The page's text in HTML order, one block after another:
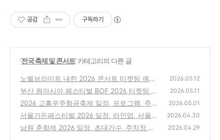
공감 구독하기
'전국 축제 및 콘서트' 카테고리의 다른 글
노벨브라이트 내한 2026 콘서트 티켓팅 예매
방법, 가격 및 좌석 정보 총정리 (Novelbright
ASIA TOUR PYRAMID)
(0)
2026.05.12
부산 원아시아 페스티벌 BOF 2026 티켓팅 예
매 및 가격, 라인업, 공연 일정 총정리(BIG 콘
서트·파크 콘서트)
(0)
2026.05.11
2026 고흥우주항공축제 일정, 프로그램, 주차
장 및 셔틀버스 정보 총정리
(0)
2026.05.01
서울가든페스티벌 2026 일정, 라인업, 서울숲
야외무대 무료입장 예약 방법 총정리(서울특
2026.04.30
남원 춘향제 2026 일정, 초대가수, 주차장 및
2026.04.29